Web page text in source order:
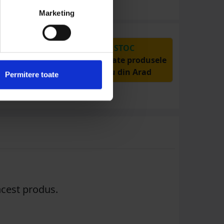
Marketing
Permitere toate
PRODUSE DIN STOC
Livrăm rapid, avem toate produsele
în depozitul nostru din Arad
produs.